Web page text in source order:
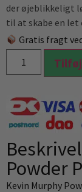
der øjeblikkeligt
til at skabe en let
Gratis fragt
Powder
Kevin Murphy